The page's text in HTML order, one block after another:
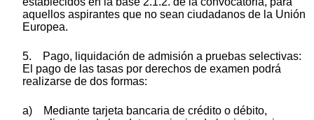
aquellos aspirantes que no sean ciudadanos de la Unión
Europea.
5. Pago, liquidación de admisión a pruebas selectivas:
El pago de las tasas por derechos de examen podrá
realizarse de dos formas:
a) Mediante tarjeta bancaria de crédito o débito,